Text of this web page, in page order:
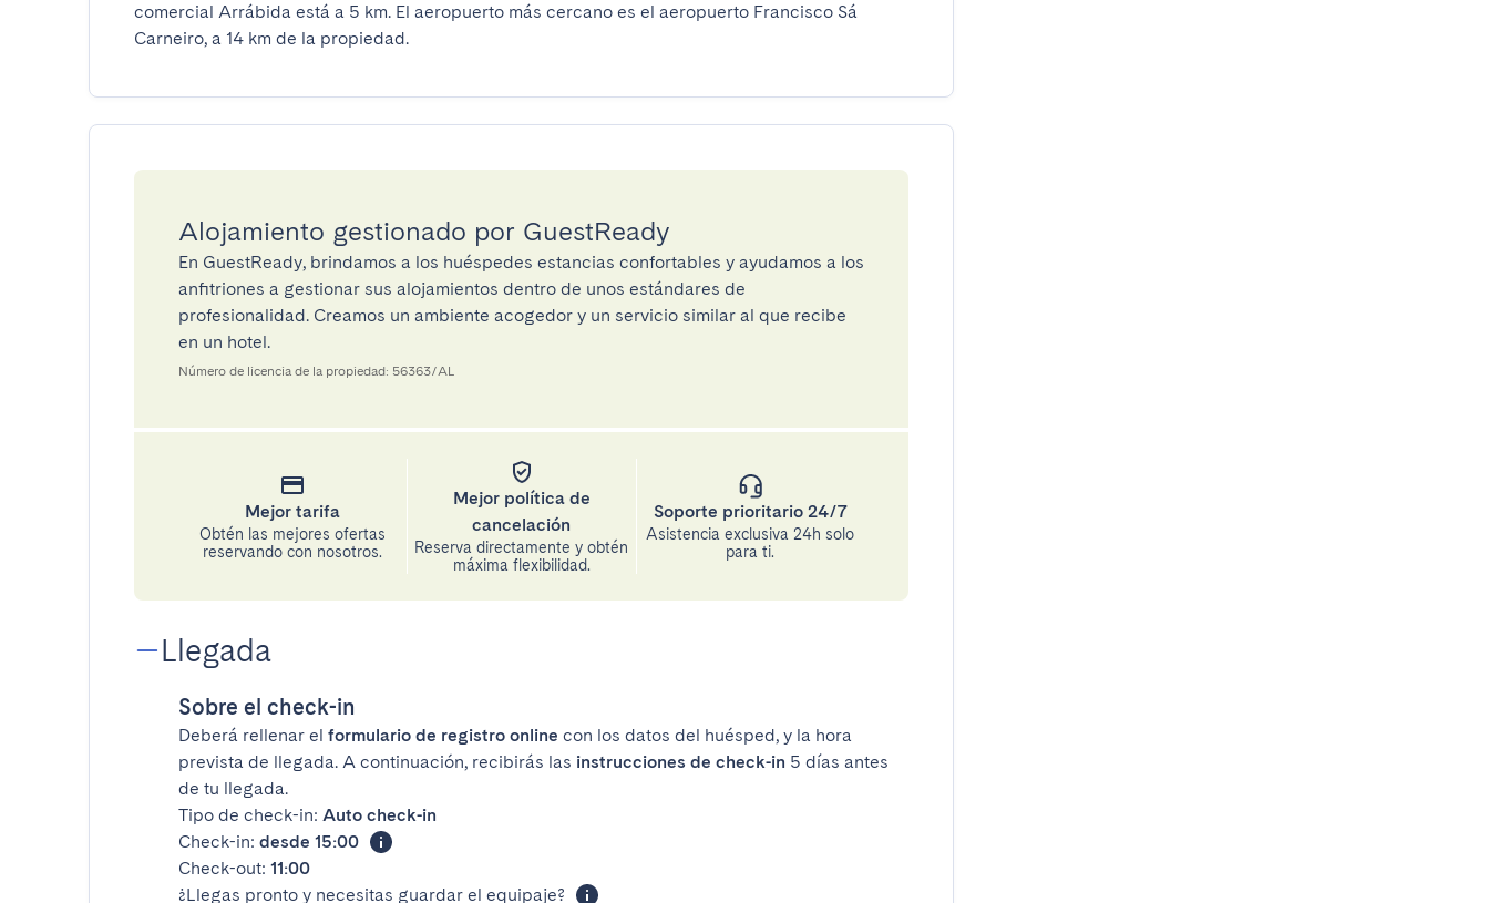
comercial Arrábida está a 5 km. El aeropuerto más cercano es el aeropuerto Francisco Sá
Carneiro, a 14 km de la propiedad.
Alojamiento gestionado por GuestReady
En GuestReady, brindamos a los huéspedes estancias confortables y ayudamos a los
anfitriones a gestionar sus alojamientos dentro de unos estándares de
profesionalidad. Creamos un ambiente acogedor y un servicio similar al que recibe
en un hotel.
Número de licencia de la propiedad: 56363/AL
Mejor tarifa
Obtén las mejores ofertas
reservando con nosotros.
Mejor política de
cancelación
Reserva directamente y obtén
máxima flexibilidad.
Soporte prioritario 24/7
Asistencia exclusiva 24h solo
para ti.
Llegada
Sobre el check-in
Deberá rellenar el formulario de registro online con los datos del huésped, y la hora
prevista de llegada. A continuación, recibirás las instrucciones de check-in 5 días antes
de tu llegada.
Tipo de check-in: Auto check-in
Check-in: desde 15:00
Check-out: 11:00
¿Llegas pronto y necesitas guardar el equipaje?